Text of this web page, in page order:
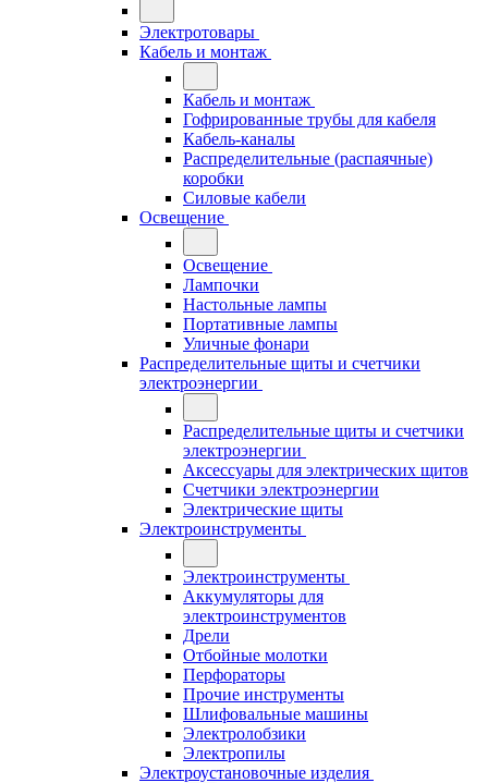
Электротовары
Кабель и монтаж
Кабель и монтаж
Гофрированные трубы для кабеля
Кабель-каналы
Распределительные (распаячные)
коробки
Силовые кабели
Освещение
Освещение
Лампочки
Настольные лампы
Портативные лампы
Уличные фонари
Распределительные щиты и счетчики
электроэнергии
Распределительные щиты и счетчики
электроэнергии
Аксессуары для электрических щитов
Счетчики электроэнергии
Электрические щиты
Электроинструменты
Электроинструменты
Аккумуляторы для
электроинструментов
Дрели
Отбойные молотки
Перфораторы
Прочие инструменты
Шлифовальные машины
Электролобзики
Электропилы
Электроустановочные изделия